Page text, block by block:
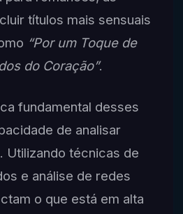
títulos mais sensuais
“Por um Toque de
do Coração”.
fundamental desses
de analisar
Utilizando técnicas de
e análise de redes
o que está em alta